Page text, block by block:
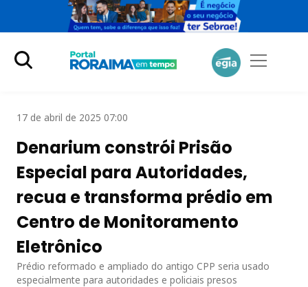
17 de abril de 2025 07:00
Denarium constrói Prisão
Especial para Autoridades,
recua e transforma prédio em
Centro de Monitoramento
Eletrônico
Prédio reformado e ampliado do antigo CPP seria usado
especialmente para autoridades e policiais presos